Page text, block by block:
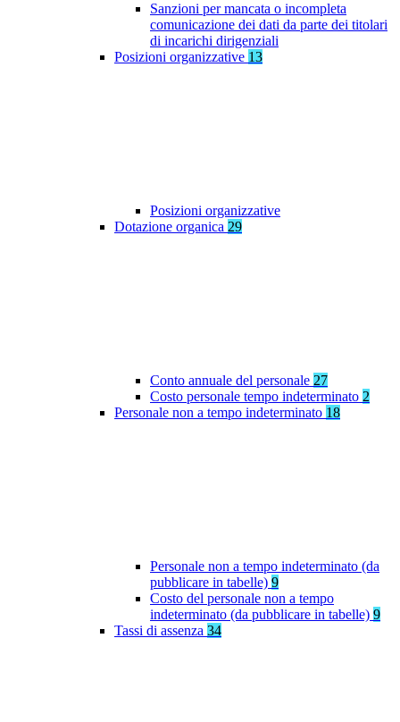
Sanzioni per mancata o incompleta
comunicazione dei dati da parte dei titolari
di incarichi dirigenziali
Posizioni organizzative 13
Posizioni organizzative
Dotazione organica 29
Conto annuale del personale 27
Costo personale tempo indeterminato 2
Personale non a tempo indeterminato 18
Personale non a tempo indeterminato (da
pubblicare in tabelle) 9
Costo del personale non a tempo
indeterminato (da pubblicare in tabelle) 9
Tassi di assenza 34